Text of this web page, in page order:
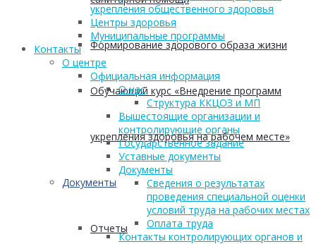
Формирование здорового образа жизни
Обучающий курс «Внедрение программ
укрепления здоровья на рабочем месте»
Документы
Отчеты
укрепления общественного здоровья
Центры здоровья
Муниципальные программы
Контакты
О центре
Официальная информация
О нас
Структура ККЦОЗ и МП
Вышестоящие организации и
контролирующие органы
Государственное задание
Уставные документы
Документы
Сведения о результатах
проведения специальной оценки
условий труда на рабочих местах
Оплата труда
Контакты контролирующих органов и